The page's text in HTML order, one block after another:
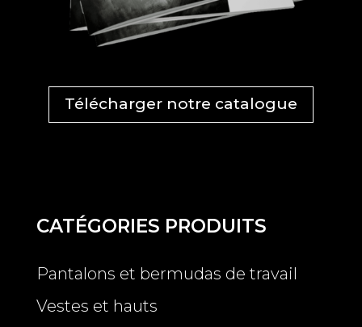
Télécharger notre catalogue
CATÉGORIES PRODUITS
Pantalons et bermudas de travail
Vestes et hauts